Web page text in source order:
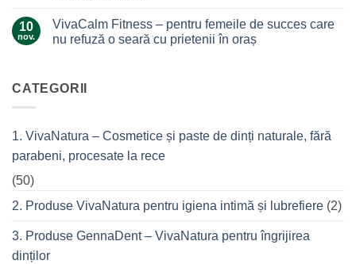
argilă
Himalayana
Ingredientul
musculare
ale
10
nov.
VivaCalm Fitness – pentru femeile de succes care
nu refuză o seară cu prietenii în oraș
VivaCalm
Fitness
de
care
seară
cu
în
oraș
CATEGORII
1. VivaNatura – Cosmetice și paste de dinți naturale, fără
parabeni, procesate la rece
(50)
2. Produse VivaNatura pentru igiena intimă și lubrefiere (2)
3. Produse GennaDent – VivaNatura pentru îngrijirea
dinților